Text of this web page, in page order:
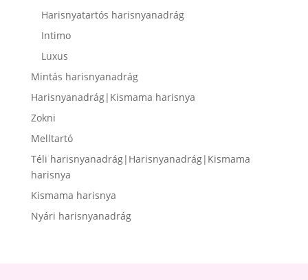
Harisnyatartós harisnyanadrág
Intimo
Luxus
Mintás harisnyanadrág
Harisnyanadrág|Kismama harisnya
Zokni
Melltartó
Téli harisnyanadrág|Harisnyanadrág|Kismama
harisnya
Kismama harisnya
Nyári harisnyanadrág